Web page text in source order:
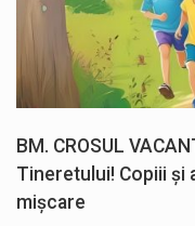
BM. CROSUL
Tineretului! Copiii și
mișcare